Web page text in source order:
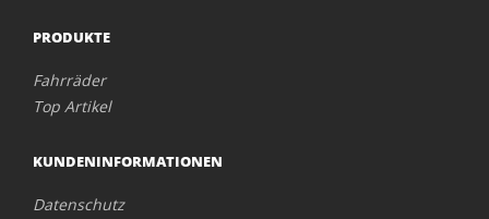
PRODUKTE
Fahrräder
Top Artikel
KUNDENINFORMATIONEN
Datenschutz